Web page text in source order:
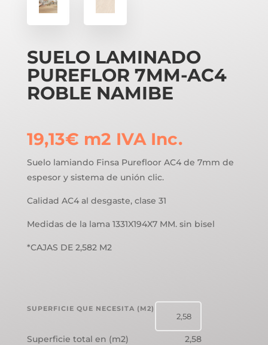
SUELO LAMINADO
PUREFLOR 7MM-AC4
ROBLE NAMIBE
19,13€ m2 IVA Inc.
Suelo lamiando Finsa Purefloor AC4 de 7mm de
espesor y sistema de unión clic.
Calidad AC4 al desgaste, clase 31
Medidas de la lama 1331X194X7 MM. sin bisel
*CAJAS DE 2,582 M2
SUPERFICIE QUE NECESITA (M2)
Superficie total en (m2)
2,58